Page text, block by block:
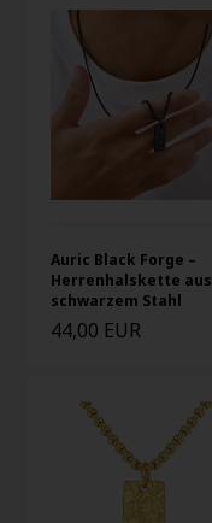
Auric Black Forge –
Herrenhalskette aus
schwarzem Stahl
44,00 EUR